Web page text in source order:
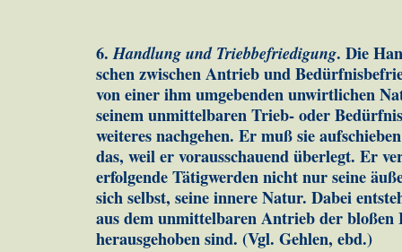
6.Handlung und Triebbefriedigung. Die
schen zwischen An­trieb und
von einer ihm umgebenden un­wirt­lichen
seinem unmittelbaren Trieb- oder
weiteres nachgehen. Er muß sie
das, weil er voraus­schauend überlegt. Er
erfolgende Tätigwerden nicht nur seine
sich selbst, seine innere Natur. Da­bei
aus dem un­mit­tel­baren Antrie­b der bloßen
herausgehoben sind. (Vgl. Gehlen, ebd.)